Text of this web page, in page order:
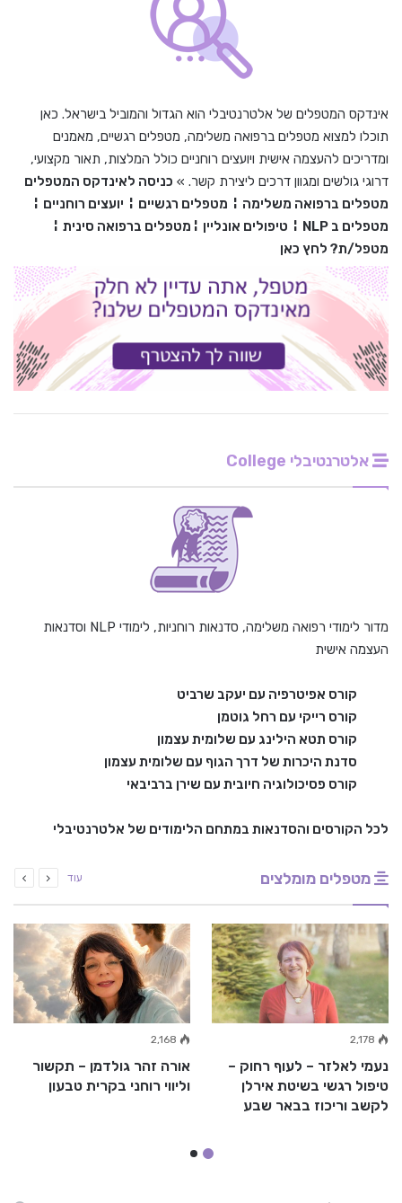
אינדקס המטפלים של אלטרנטיבלי הוא הגדול והמוביל בישראל. כאן
תוכלו למצוא מטפלים ברפואה משלימה, מטפלים רגשיים, מאמנים
ומדריכים להעצמה אישית ויועצים רוחניים כולל המלצות, תאור מקצועי,
דרוגי גולשים ומגוון דרכים ליצירת קשר. » כניסה לאינדקס המטפלים
מטפלים ברפואה משלימה ¦ מטפלים רגשיים ¦ יועצים רוחניים ¦
מטפלים ב NLP
¦ טיפולים אונליין ¦ מטפלים ברפואה סינית ¦
מטפל/ת? לחץ כאן
אלטרנטיבלי College
מדור לימודי רפואה משלימה, סדנאות רוחניות, לימודי NLP וסדנאות
העצמה אישית
קורס אפיטרפיה עם יעקב שרביט
קורס רייקי עם רחל גוטמן
קורס תטא הילינג עם שלומית עצמון
סדנת היכרות של דרך הגוף עם שלומית עצמון
קורס פסיכולוגיה חיובית עם שירן ברביבאי
לכל הקורסים והסדנאות במתחם הלימודים של אלטרנטיבלי
מטפלים מומלצים עוד
2,178
נעמי לאלזר – לעוף רחוק –
טיפול רגשי בשיטת אירלן
לקשב וריכוז בבאר שבע
2,168
אורה זהר גולדמן – תקשור
וליווי רוחני בקרית טבעון